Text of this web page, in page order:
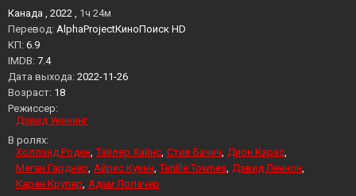
Канада , 2022 , 1ч 24м
Перевод: AlphaProjectКиноПоиск HD
KП: 6.9
IMDB: 7.4
Дата выхода: 2022-11-26
Возраст: 18
Режиссер:
Дэвид Уиннинг
В ролях:
Холлэнд Роден Тайлер Хайнс Стив Бачич Дион Карас
Меган Гарднер Айрис Куинн Tenille Townes Дэвид Леннон
Карен Крупер Адам Лолачер